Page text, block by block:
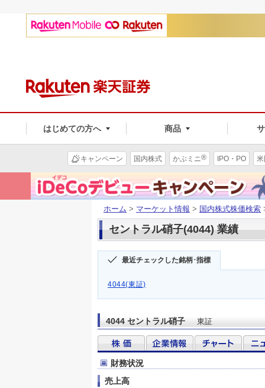
はじめての方へ 商品
キャンペーン 国内株式 かぶミニ® IPO・PO
ホーム > マーケット情報 > 国内株式株価検索
セントラル硝子(4044) 業績
最近チェックした銘柄･指標
4044(東証)
4044 セントラル硝子 東証